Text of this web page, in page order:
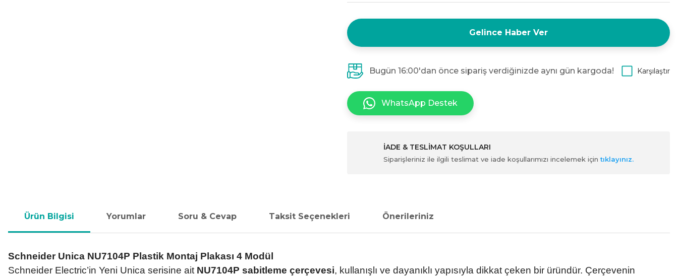
Gelince Haber Ver
Bugün 16:00'dan önce sipariş verdiğinizde aynı gün kargoda! Karşılaştır
WhatsApp Destek
İADE & TESLİMAT KOŞULLARI
Siparişleriniz ile ilgili teslimat ve iade koşullarımızı incelemek içintıklayınız.
Ürün Bilgisi Yorumlar Soru & Cevap Taksit Seçenekleri Önerileriniz
Schneider Unica NU7104P Plastik Montaj Plakası 4 Modül
Schneider Electric’in Yeni Unica serisine ait NU7104P sabitleme çerçevesi, kullanışlı ve dayanıklı yapısıyla dikkat çeken bir üründür. Çerçevenin